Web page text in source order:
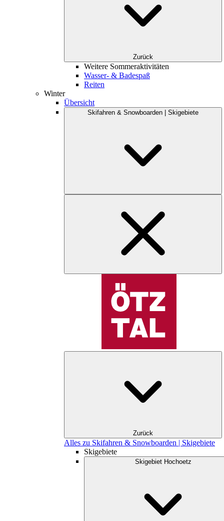
Zurück
Weitere Sommeraktivitäten
Wasser- & Badespaß
Reiten
Winter
Übersicht
Skifahren & Snowboarden | Skigebiete
Zurück
Alles zu Skifahren & Snowboarden | Skigebiete
Skigebiete
Skigebiet Hochoetz